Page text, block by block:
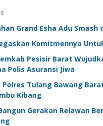
Grand Esha Adu Smash
Komitmennya
Pesisir Barat
Polis Asuransi Jiwa
Tulang Bawang
Kibang
Gerakan Relawan